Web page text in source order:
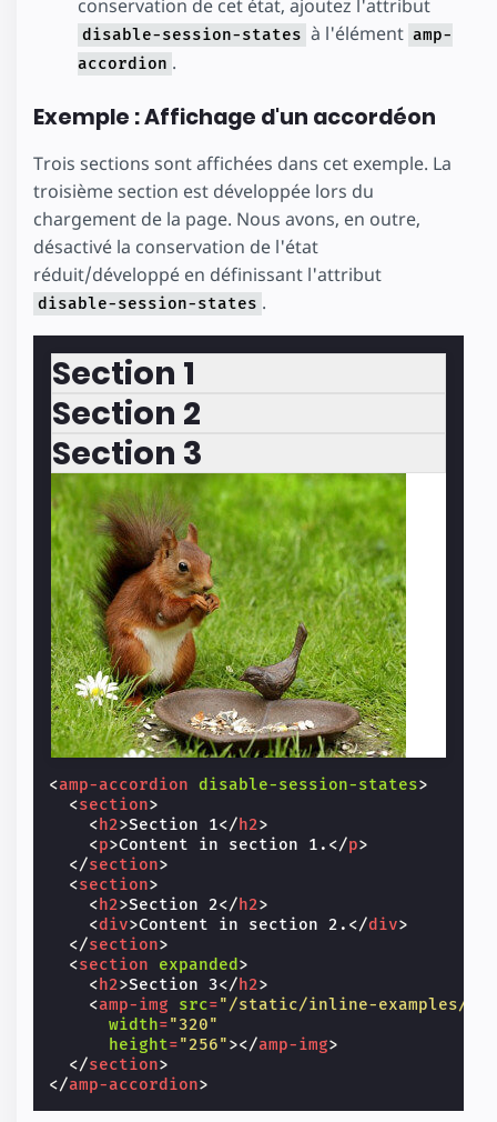
conservation de cet état, ajoutez l'attribut
disable-session-states à l'élément amp-
accordion .
Exemple : Affichage d'un accordéon
Trois sections sont affichées dans cet exemple. La
troisième section est développée lors du
chargement de la page. Nous avons, en outre,
désactivé la conservation de l'état
réduit/développé en définissant l'attribut
disable-session-states .
Section 1
Section 2
Section 3
<amp-accordion disable-session-states>
<section>
< h2>Section 1</ h2>
<p>Content in section 1. </p>
</section>
<section>
< h2>Section 2</ h2>
<div>Content in section 2. </div>
</section>
<section expanded >
< h2>Section 3</ h2>
<amp-img src="/static/inline-examples/
width="320"
height="256"></amp-img>
</section>
</amp-accordion>